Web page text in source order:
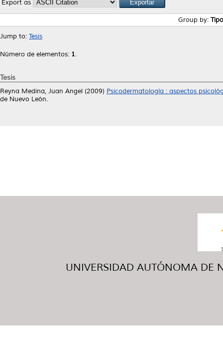
Export as
Group by:
Jump to: Tesis
Número de elementos: 1.
Tesis
Reyna Medina, Juan Angel (2009) Psicodermatología : aspectos
de Nuevo León.
UNIVERSIDAD AUTÓNOMA DE